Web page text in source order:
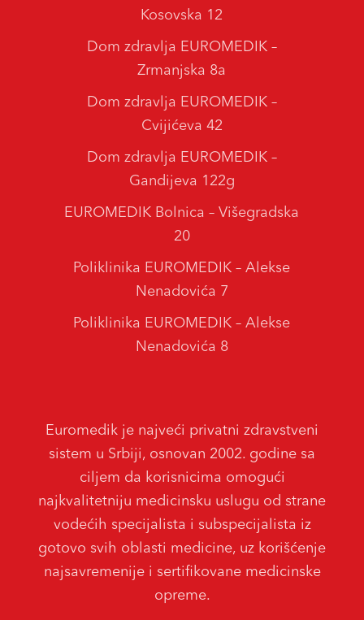
Euromedik je najveći privatni zdravstveni
sistem u Srbiji, osnovan 2002. godine sa
ciljem da korisnicima omogući
najkvalitetniju medicinsku uslugu od strane
vodećih specijalista i subspecijalista iz
gotovo svih oblasti medicine, uz korišćenje
najsavremenije i sertifikovane medicinske
opreme.
Kosovska 12
Dom zdravlja EUROMEDIK –
Zrmanjska 8a
Dom zdravlja EUROMEDIK –
Cvijićeva 42
Dom zdravlja EUROMEDIK –
Gandijeva 122g
EUROMEDIK Bolnica – Višegradska
20
Poliklinika EUROMEDIK – Alekse
Nenadovića 7
Poliklinika EUROMEDIK – Alekse
Nenadovića 8